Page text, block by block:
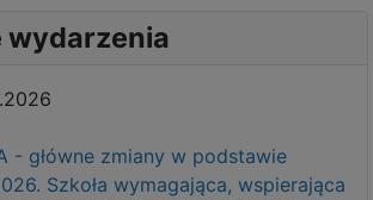
wydarzenia
- główne zmiany w podstawie
Szkoła wymagająca, wspierająca